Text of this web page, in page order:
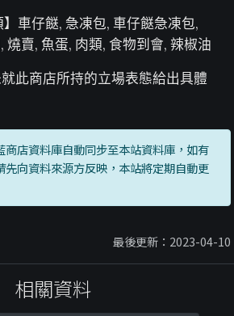
車仔餸, 急凍包, 車仔餸急凍包,
燒賣, 魚蛋, 肉類, 食物到會, 辣椒油
此商店所持的立場表態給出具體
商店資料庫自動同步至本站資料庫，如有
先向資料來源方反映，本站將定期自動更
最後更新：2023-04-10
相關資料